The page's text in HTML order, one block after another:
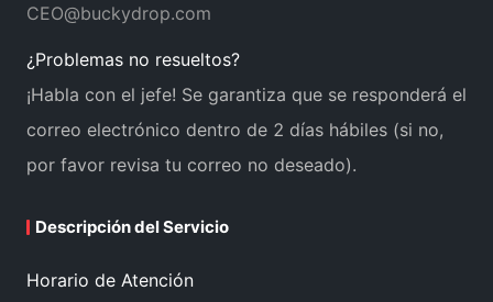
CEO@buckydrop.com
¿Problemas no resueltos?
¡Habla con el jefe! Se garantiza que se responderá el
correo electrónico dentro de 2 días hábiles (si no,
por favor revisa tu correo no deseado).
Descripción del Servicio
Horario de Atención